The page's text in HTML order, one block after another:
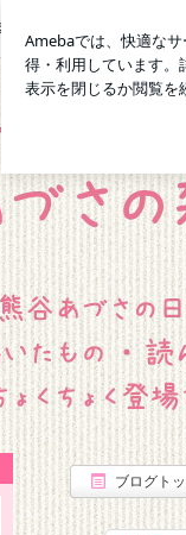
さの雑記帳
した夫の億する価値のパソ
ブログト